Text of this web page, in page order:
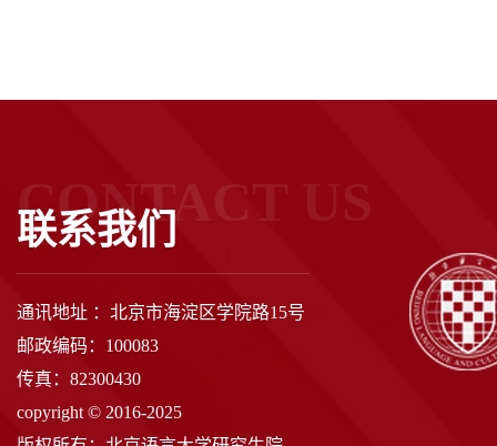
联系我们
CONTACT US
通讯地址 ：北京市海淀区学院路15号
邮政编码：100083
传真：82300430
copyright © 2016-2025